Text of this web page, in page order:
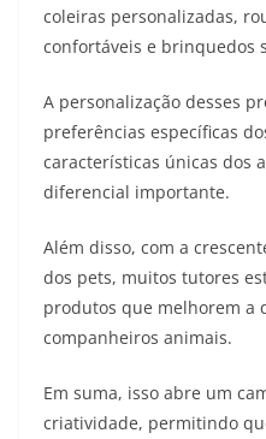
coleiras personalizadas,
confortáveis e brinquedos
A personalização desses
preferências específicas
características únicas dos
diferencial importante.
Além disso, com a
dos pets, muitos tutores
produtos que melhorem a
companheiros animais.
Em suma, isso abre um
criatividade, permitindo